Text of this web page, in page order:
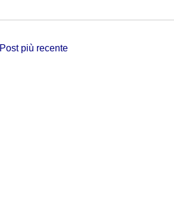
Post più recente